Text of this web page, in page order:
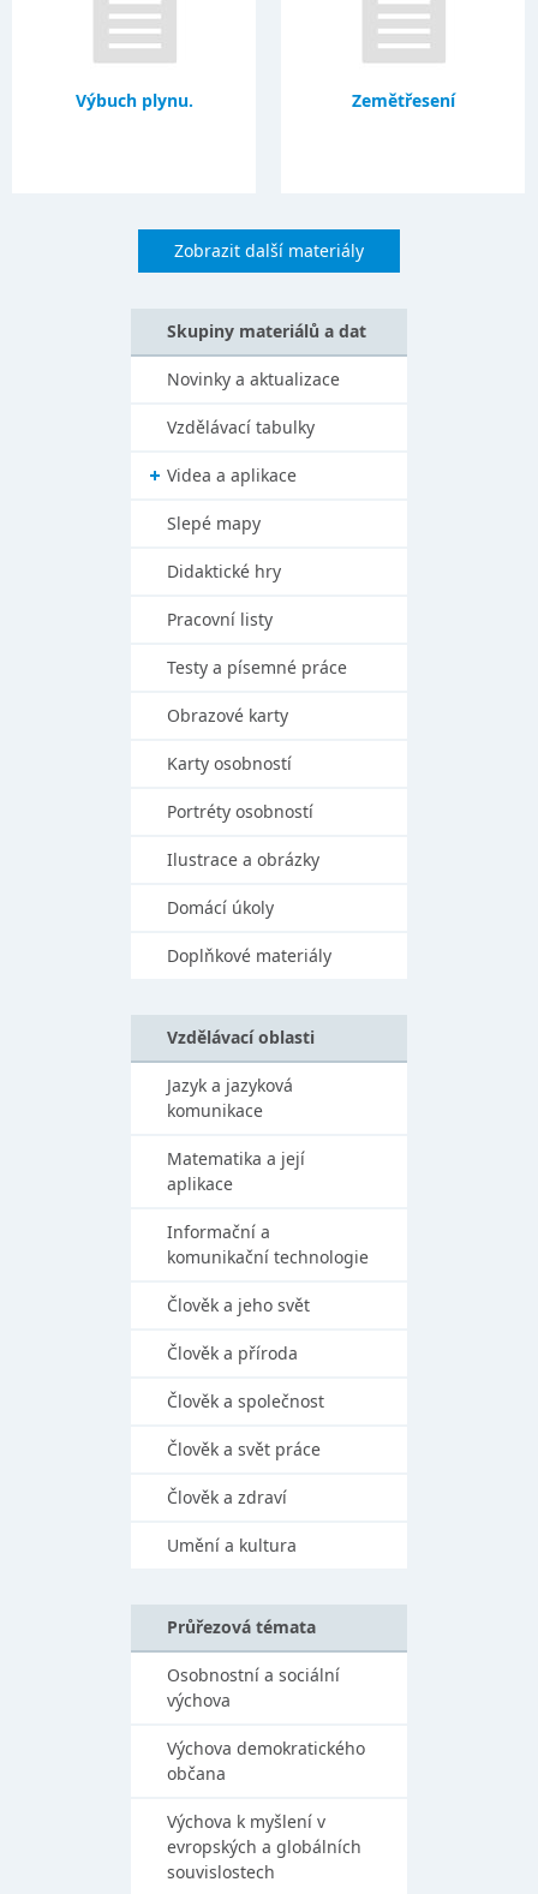
Výbuch plynu. Zemětřesení
Zobrazit další materiály
Skupiny materiálů a dat
Novinky a aktualizace
Vzdělávací tabulky
Videa a aplikace
Slepé mapy
Didaktické hry
Pracovní listy
Testy a písemné práce
Obrazové karty
Karty osobností
Portréty osobností
Ilustrace a obrázky
Domácí úkoly
Doplňkové materiály
Vzdělávací oblasti
Jazyk a jazyková
komunikace
Matematika a její
aplikace
Informační a
komunikační technologie
Člověk a jeho svět
Člověk a příroda
Člověk a společnost
Člověk a svět práce
Člověk a zdraví
Umění a kultura
Průřezová témata
Osobnostní a sociální
výchova
Výchova demokratického
občana
Výchova k myšlení v
evropských a globálních
souvislostech